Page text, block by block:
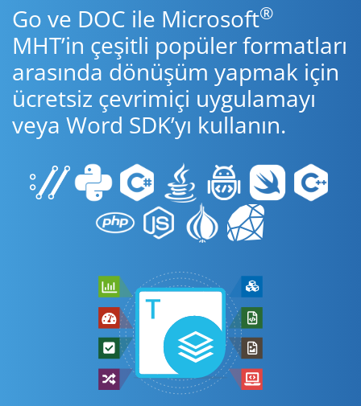
Go ve DOC ile Microsoft®
MHT’in çeşitli popüler formatları
arasında dönüşüm yapmak için
ücretsiz çevrimiçi uygulamayı
veya Word SDK’yı kullanın.